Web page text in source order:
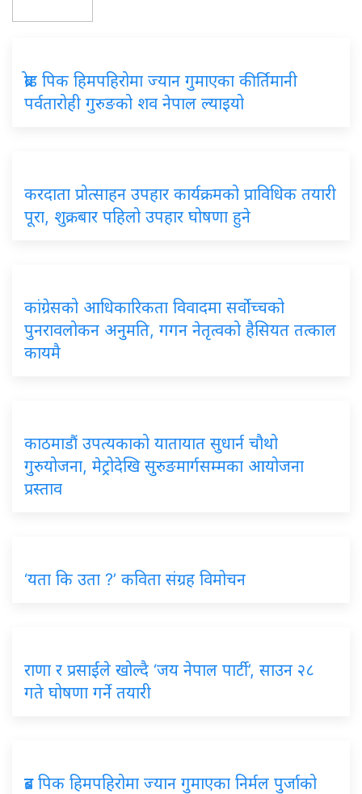
ब्रोड पिक हिमपहिरोमा ज्यान गुमाएका कीर्तिमानी
पर्वतारोही गुरुङको शव नेपाल ल्याइयो
करदाता प्रोत्साहन उपहार कार्यक्रमको प्राविधिक तयारी
पूरा, शुक्रबार पहिलो उपहार घोषणा हुने
कांग्रेसको आधिकारिकता विवादमा सर्वोच्चको
पुनरावलोकन अनुमति, गगन नेतृत्वको हैसियत तत्काल
कायमै
काठमाडौं उपत्यकाको यातायात सुधार्न चौथो
गुरुयोजना, मेट्रोदेखि सुरुङमार्गसम्मका आयोजना
प्रस्ताव
‘यता कि उता ?’ कविता संग्रह विमोचन
राणा र प्रसाईंले खोल्दै ‘जय नेपाल पार्टी’, साउन २८
गते घोषणा गर्ने तयारी
ब्रड पिक हिमपहिरोमा ज्यान गुमाएका निर्मल पुर्जाको